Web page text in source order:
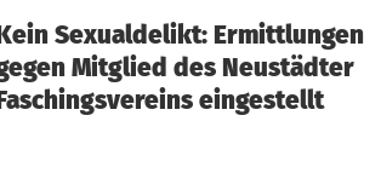
Sexualdelikt: Ermittlungen
Mitglied des Neustädter
eingestellt